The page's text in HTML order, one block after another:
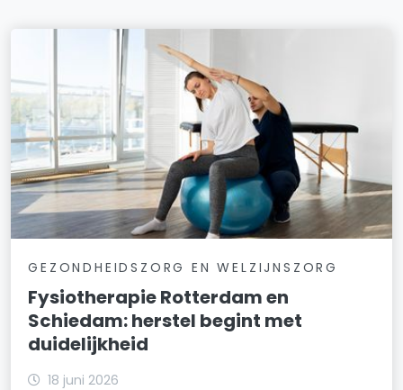
GEZONDHEIDSZORG EN WELZIJNSZORG
Fysiotherapie Rotterdam en
Schiedam: herstel begint met
duidelijkheid
18 juni 2026